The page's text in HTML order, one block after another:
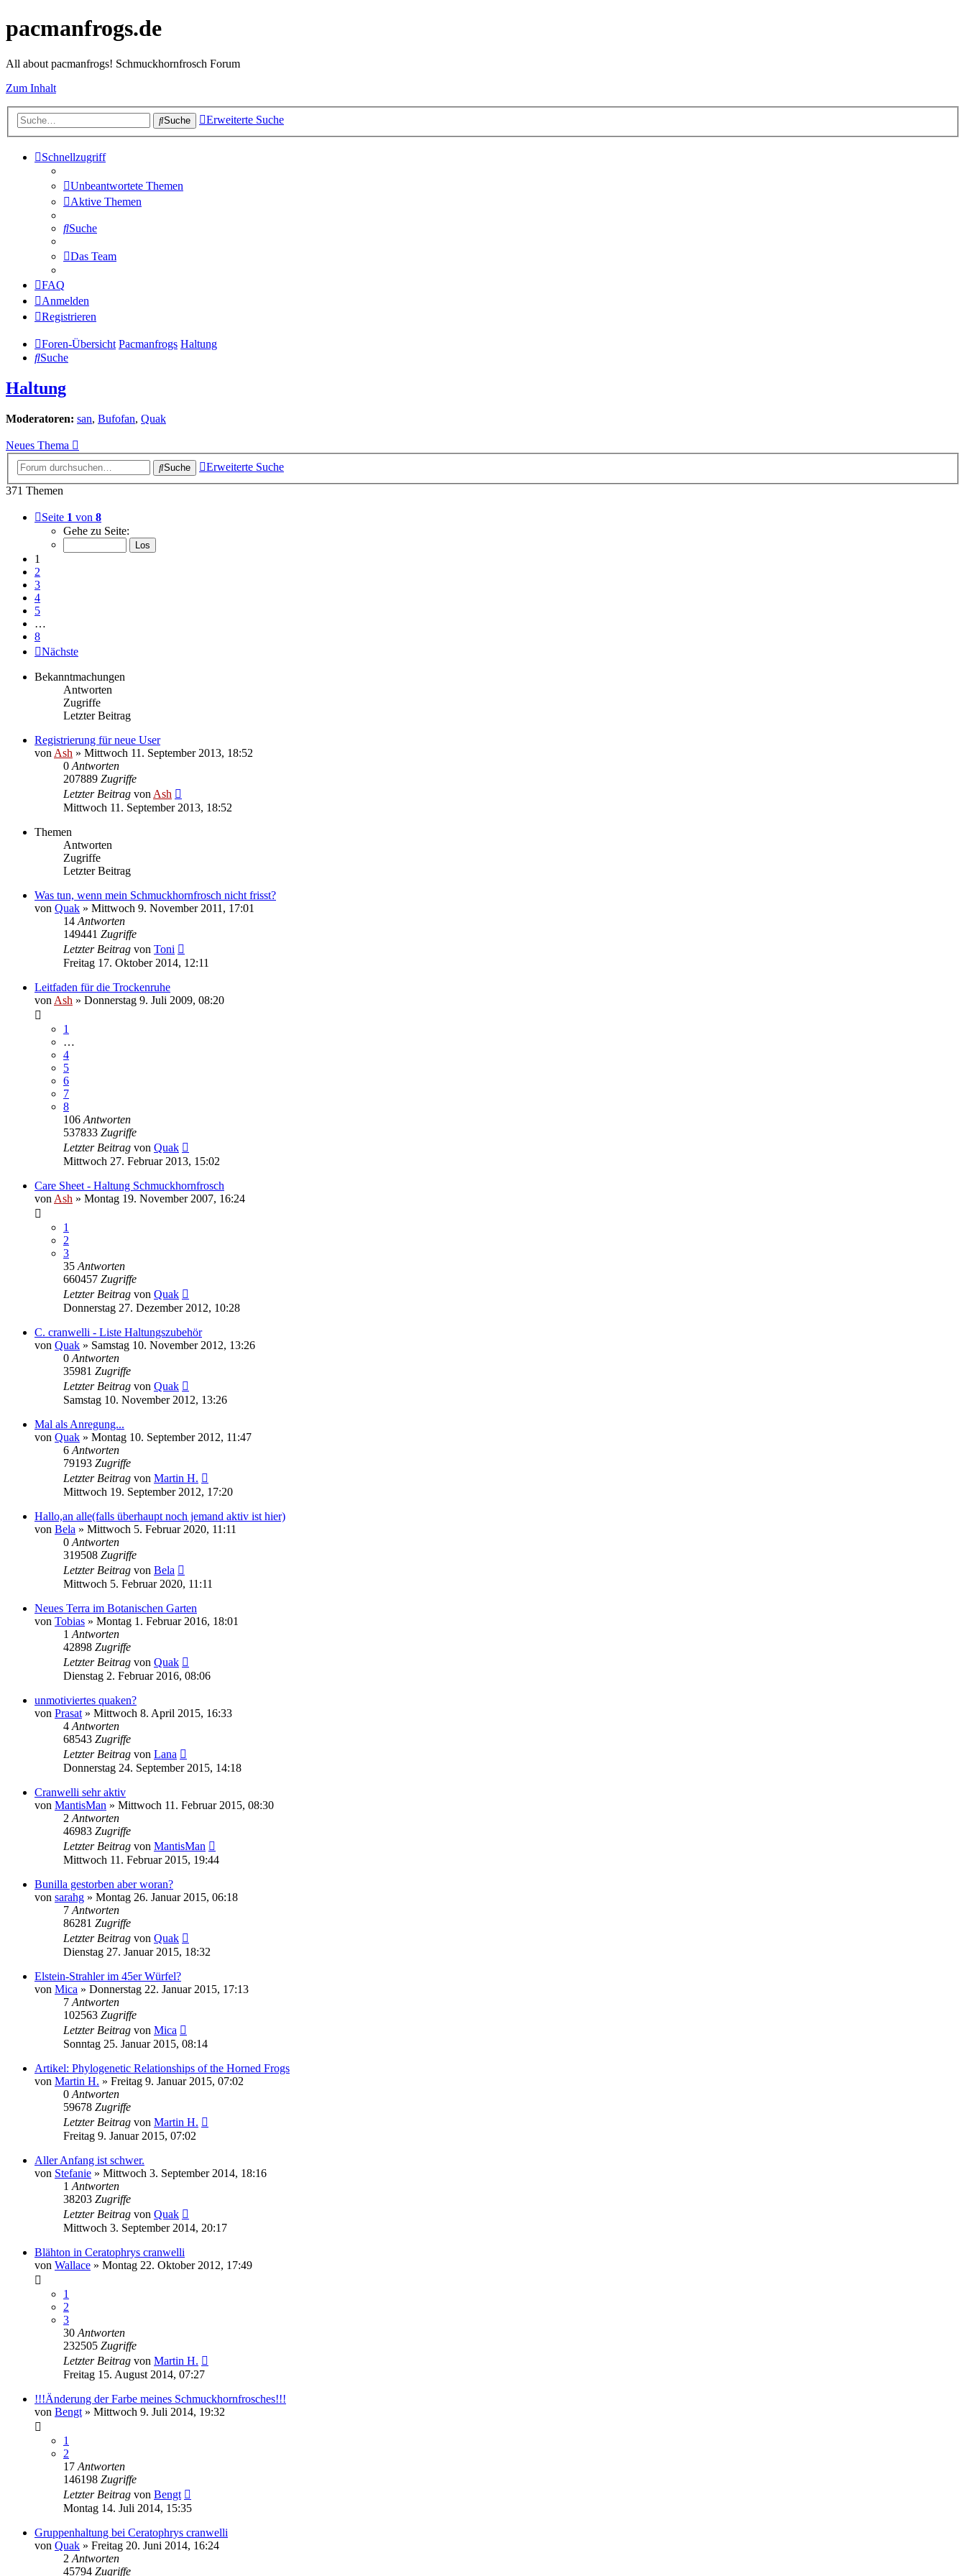
pacmanfrogs.de
All about pacmanfrogs! Schmuckhornfrosch Forum
Zum Inhalt
Suche Erweiterte Suche
Schnellzugriff
Unbeantwortete Themen
Aktive Themen
Suche
Das Team
FAQ
Anmelden
Registrieren
Foren-Übersicht Pacmanfrogs Haltung
Suche
Haltung
Moderatoren: san, Bufofan, Quak
Neues Thema
Suche
Erweiterte Suche
371 Themen
Seite 1 von 8
Gehe zu Seite:
1
2
3
4
5
…
8
Nächste
Bekanntmachungen
Antworten
Zugriffe
Letzter Beitrag
Registrierung für neue User
von Ash » Mittwoch 11. September 2013, 18:52
0 Antworten
207889 Zugriffe
Letzter Beitrag von Ash
Mittwoch 11. September 2013, 18:52
Themen
Antworten
Zugriffe
Letzter Beitrag
Was tun, wenn mein Schmuckhornfrosch nicht frisst?
von Quak » Mittwoch 9. November 2011, 17:01
14 Antworten
149441 Zugriffe
Letzter Beitrag von Toni
Freitag 17. Oktober 2014, 12:11
Leitfaden für die Trockenruhe
von Ash » Donnerstag 9. Juli 2009, 08:20
1
…
4
5
6
7
8
106 Antworten
537833 Zugriffe
Letzter Beitrag von Quak
Mittwoch 27. Februar 2013, 15:02
Care Sheet - Haltung Schmuckhornfrosch
von Ash » Montag 19. November 2007, 16:24
1
2
3
35 Antworten
660457 Zugriffe
Letzter Beitrag von Quak
Donnerstag 27. Dezember 2012, 10:28
C. cranwelli - Liste Haltungszubehör
von Quak » Samstag 10. November 2012, 13:26
0 Antworten
35981 Zugriffe
Letzter Beitrag von Quak
Samstag 10. November 2012, 13:26
Mal als Anregung...
von Quak » Montag 10. September 2012, 11:47
6 Antworten
79193 Zugriffe
Letzter Beitrag von Martin H.
Mittwoch 19. September 2012, 17:20
Hallo,an alle(falls überhaupt noch jemand aktiv ist hier)
von Bela » Mittwoch 5. Februar 2020, 11:11
0 Antworten
319508 Zugriffe
Letzter Beitrag von Bela
Mittwoch 5. Februar 2020, 11:11
Neues Terra im Botanischen Garten
von Tobias » Montag 1. Februar 2016, 18:01
1 Antworten
42898 Zugriffe
Letzter Beitrag von Quak
Dienstag 2. Februar 2016, 08:06
unmotiviertes quaken?
von Prasat » Mittwoch 8. April 2015, 16:33
4 Antworten
68543 Zugriffe
Letzter Beitrag von Lana
Donnerstag 24. September 2015, 14:18
Cranwelli sehr aktiv
von MantisMan » Mittwoch 11. Februar 2015, 08:30
2 Antworten
46983 Zugriffe
Letzter Beitrag von MantisMan
Mittwoch 11. Februar 2015, 19:44
Bunilla gestorben aber woran?
von sarahg » Montag 26. Januar 2015, 06:18
7 Antworten
86281 Zugriffe
Letzter Beitrag von Quak
Dienstag 27. Januar 2015, 18:32
Elstein-Strahler im 45er Würfel?
von Mica » Donnerstag 22. Januar 2015, 17:13
7 Antworten
102563 Zugriffe
Letzter Beitrag von Mica
Sonntag 25. Januar 2015, 08:14
Artikel: Phylogenetic Relationships of the Horned Frogs
von Martin H. » Freitag 9. Januar 2015, 07:02
0 Antworten
59678 Zugriffe
Letzter Beitrag von Martin H.
Freitag 9. Januar 2015, 07:02
Aller Anfang ist schwer.
von Stefanie » Mittwoch 3. September 2014, 18:16
1 Antworten
38203 Zugriffe
Letzter Beitrag von Quak
Mittwoch 3. September 2014, 20:17
Blähton in Ceratophrys cranwelli
von Wallace » Montag 22. Oktober 2012, 17:49
1
2
3
30 Antworten
232505 Zugriffe
Letzter Beitrag von Martin H.
Freitag 15. August 2014, 07:27
!!!Änderung der Farbe meines Schmuckhornfrosches!!!
von Bengt » Mittwoch 9. Juli 2014, 19:32
1
2
17 Antworten
146198 Zugriffe
Letzter Beitrag von Bengt
Montag 14. Juli 2014, 15:35
Gruppenhaltung bei Ceratophrys cranwelli
von Quak » Freitag 20. Juni 2014, 16:24
2 Antworten
45794 Zugriffe